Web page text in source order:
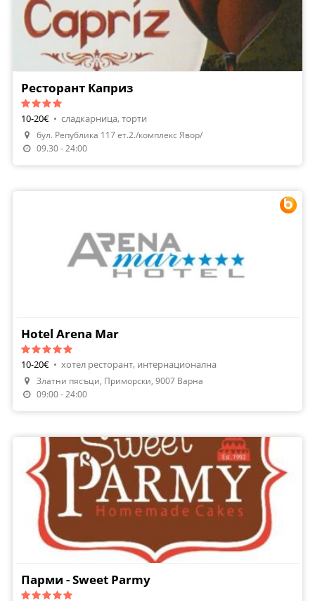
Направи Резервация
Ресторант Каприз
10-20€ • сладкарница, торти
бул. Република 117 ет.2./комплекс Явор/
09.30 - 24:00
Направи Резервация
Hotel Arena Mar
10-20€ • хотел ресторант, интернационална
Златни пясъци, Приморски, 9007 Варна
09:00 - 24:00
Парми - Sweet Parmy